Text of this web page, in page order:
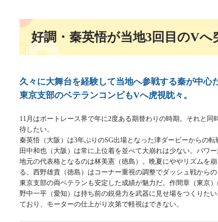
好調・秦英悟が当地3回目のVへ
久々に大舞台を経験して当地へ参戦する秦が中
東京支部のベテランコンビもVへ虎視眈々。
11月はボートレース界で年に2度ある期替わりの時期。それと
待したい。
秦英悟（大阪）は3年ぶりのSG出場となった津ダービーからの
田中和也（大阪）は常に上位着を並べて大崩れは少ない。パワ
地元の代表格となるのは林美憲（徳島）。晩夏にややリズムを
る。西野雄貴（徳島）はコーナー重視の調整でダッシュ戦から
東京支部の両ベテランも安定した成績が魅力だ。作間章（東京
野中一平（愛知）は持ち前の鋭発力を武器に見せ場をつくりた
ており、モーターの仕上がり次第で軽視はできない。